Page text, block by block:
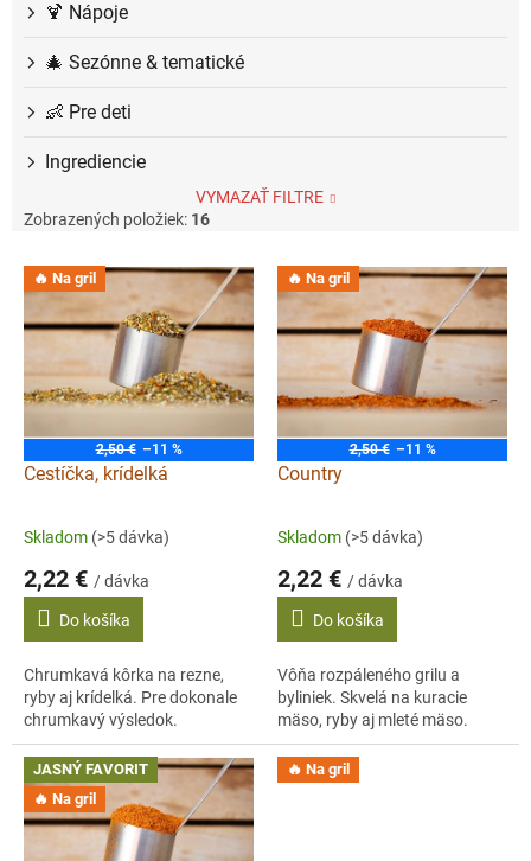
🍹 Nápoje
🎄 Sezónne & tematické
👶 Pre deti
Ingrediencie
VYMAZAŤ FILTRE
Zobrazených položiek: 16
V 🔥 Na gril
2,50 € –11 %
Cestíčka, krídelká
Skladom (>5 dávka)
2,22 € / dávka
Do košíka
Chrumkavá kôrka na rezne,
ryby aj krídelká. Pre dokonale
chrumkavý výsledok.
🔥 Na gril
2,50 € –11 %
Country
Skladom (>5 dávka)
2,22 € / dávka
Do košíka
Vôňa rozpáleného grilu a
byliniek. Skvelá na kuracie
mäso, ryby aj mleté mäso.
JASNÝ FAVORIT
🔥 Na gril
🔥 Na gril